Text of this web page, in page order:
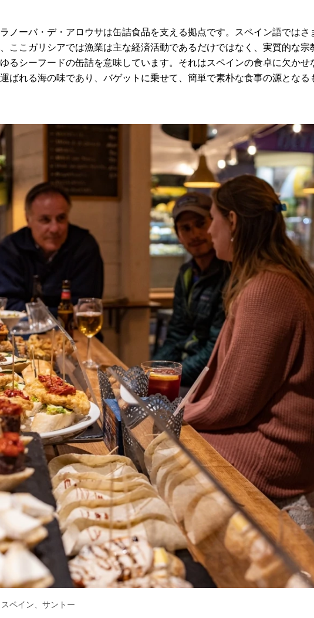
ノーバ・デ・アロウサは缶詰食品を支える拠点です。スペイン語ではさ
ここガリシアでは漁業は主な経済活動であるだけではなく、実質的な宗
るシーフードの缶詰を意味しています。それはスペインの食卓に欠かせ
ばれる海の味であり、バゲットに乗せて、簡単で素朴な食事の源となる
ペイン、サントー